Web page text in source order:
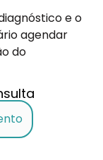
e o
agendar
do